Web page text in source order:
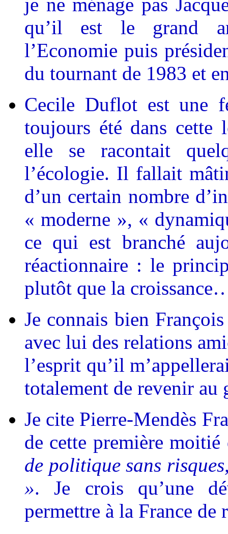
qu’il est le grand
l’Economie puis
du tournant de 1983 et
Cecile Duflot est une
toujours été dans cette
elle se racontait
l’écologie. Il fallait
d’un certain nombre
« moderne », «
ce qui est branché
réactionnaire : le
plutôt que la
Je connais bien
avec lui des relations
l’esprit qu’il
totalement de revenir au
Je cite Pierre-Mendès
de cette première
de politique sans
». Je crois qu’une
permettre à la France